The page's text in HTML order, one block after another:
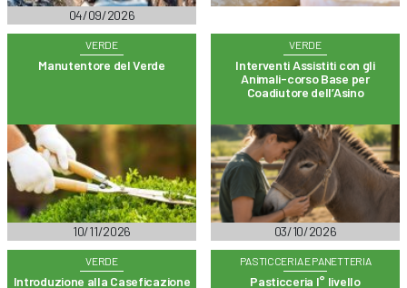
04/09/2026
VERDE
Manutentore del Verde
10/11/2026
VERDE
Interventi Assistiti con gli
Animali-corso Base per
Coadiutore dell’Asino
03/10/2026
VERDE
Introduzione alla Caseficazione
PASTICCERIA E PANETTERIA
Pasticceria I° livello